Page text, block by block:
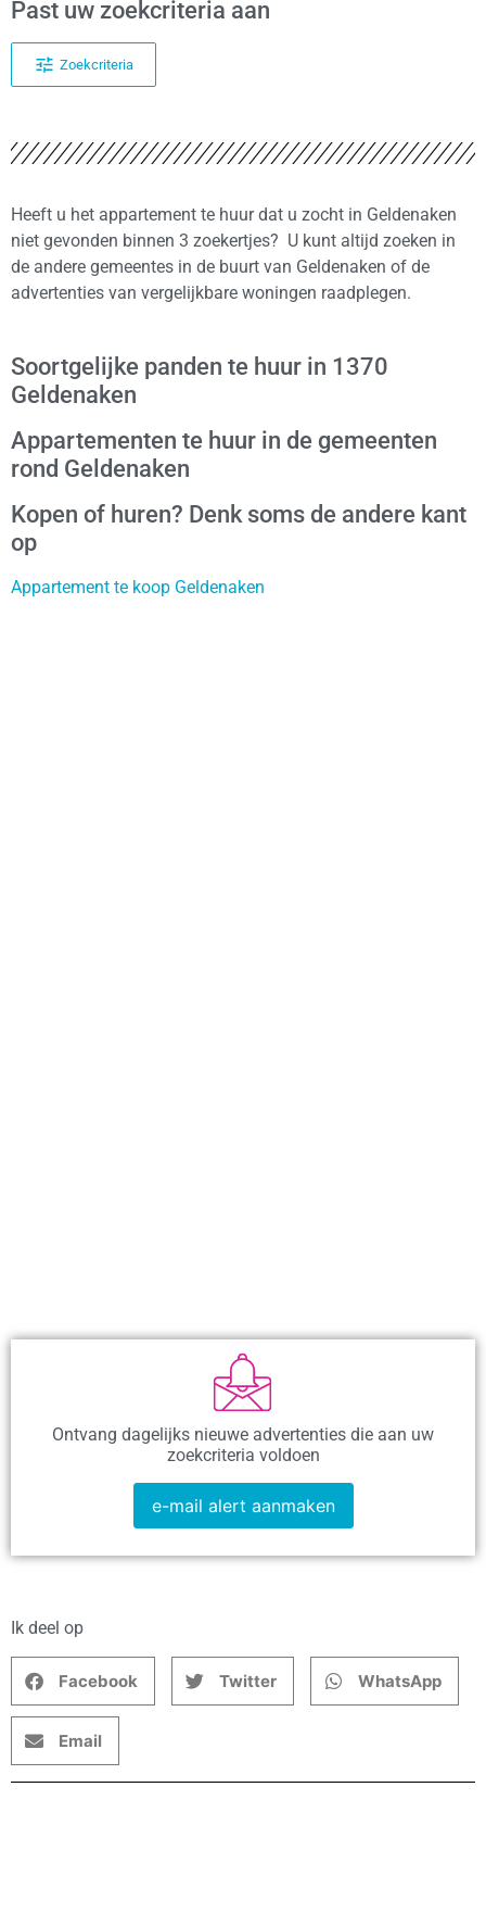
Past uw zoekcriteria aan
Zoekcriteria
Heeft u het appartement te huur dat u zocht in Geldenaken
niet gevonden binnen 3 zoekertjes? U kunt altijd zoeken in
de andere gemeentes in de buurt van Geldenaken of de
advertenties van vergelijkbare woningen raadplegen.
Soortgelijke panden te huur in 1370
Geldenaken
Appartementen te huur in de gemeenten
rond Geldenaken
Kopen of huren? Denk soms de andere kant
op
Appartement te koop Geldenaken
Ontvang dagelijks nieuwe advertenties die aan uw
zoekcriteria voldoen
e-mail alert aanmaken
Ik deel op
Facebook Twitter WhatsApp
Email